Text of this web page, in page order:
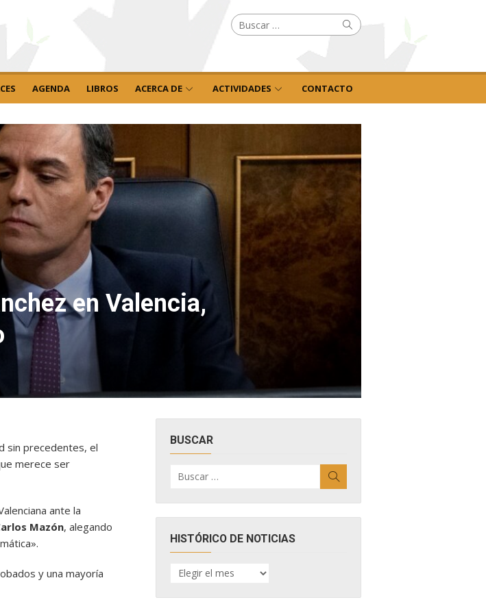
Buscar
por: Buscar
AGENDA LIBROS ACERCA DE ACTIVIDADES CONTACTO
en Valencia,
sin precedentes, el
merece ser
ante la
Mazón, alegando
y una mayoría
BUSCAR
por:
HISTÓRICO DE NOTICIAS
HISTÓRICO
DE